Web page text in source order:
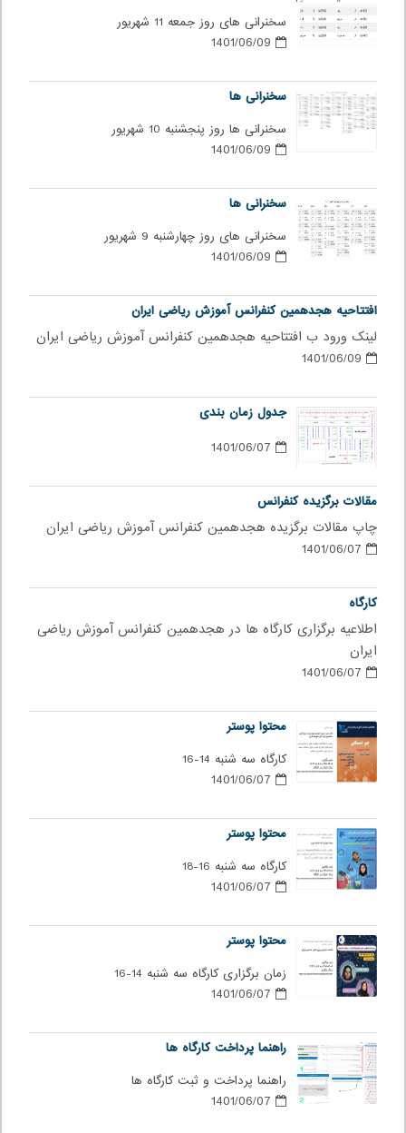
سخنرانی های روز جمعه 11 شهریور
سخنرانی ها
سخنرانی ها روز پنجشنبه 10 شهریور
سخنرانی ها
سخنرانی های روز چهارشنبه 9 شهریور
افتتاحیه هجدهمین کنفرانس آموزش ریاضی ایران
لینک ورود ب افتتاحیه هجدهمین کنفرانس آموزش ریاضی ایران
جدول زمان بندی
مقالات برگزیده کنفرانس
چاپ مقالات برگزیده هجدهمین کنفرانس آموزش ریاضی ایران
کارگاه
اطلاعیه برگزاری کارگاه ها در هجدهمین کنفرانس آموزش ریاضی
ایران
محتوا پوستر
کارگاه سه شنبه 14-16
محتوا پوستر
کارگاه سه شنبه 16-18
محتوا پوستر
زمان برگزاری کارگاه سه شنبه 14-16
راهنما پرداخت کارگاه ها
راهنما پرداخت و ثبت کارگاه ها